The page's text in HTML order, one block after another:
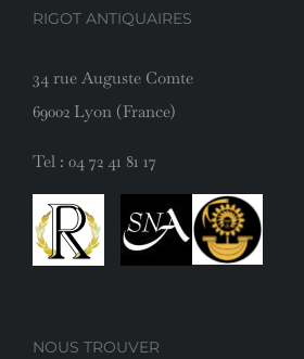
RIGOT ANTIQUAIRES
34 rue Auguste Comte
69002 Lyon (France)
Tel : 04 72 41 81 17
NOUS TROUVER